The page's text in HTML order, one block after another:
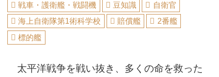
戦車・護衛艦・戦闘機
豆知識
自衛官
海上自衛隊第1術科学校
賠償艦
2番艦
標的艦
太平洋戦争を戦い抜き、多くの命を救った